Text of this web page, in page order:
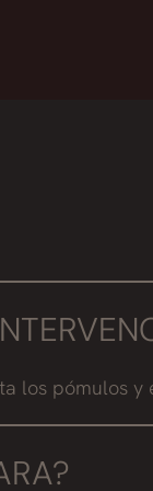
los pómulos